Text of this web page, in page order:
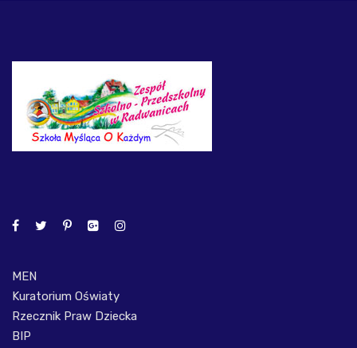
MEN
Kuratorium Oświaty
Rzecznik Praw Dziecka
BIP